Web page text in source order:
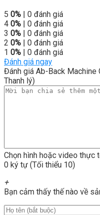
5 0% | 0 đánh giá
4 0% | 0 đánh giá
3 0% | 0 đánh giá
2 0% | 0 đánh giá
1 0% | 0 đánh giá
Đánh giá ngay
Đánh giá Ab-Back Machine
Thanh lý)
Chọn hình hoặc video thực
0 ký tự (Tối thiểu 10)
+
Bạn cảm thấy thế nào về